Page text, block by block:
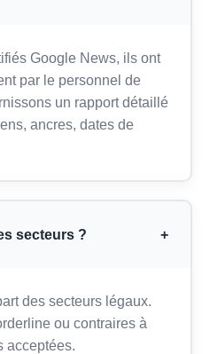
Google News, ils ont
par le personnel de
un rapport détaillé
ancres, dates de
secteurs ? +
des secteurs légaux.
ou contraires à
acceptées.